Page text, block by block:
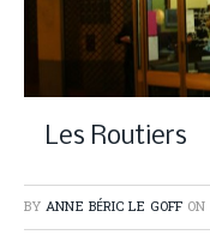
Les Routiers
BY ANNE BÉRIC LE GOFF ON